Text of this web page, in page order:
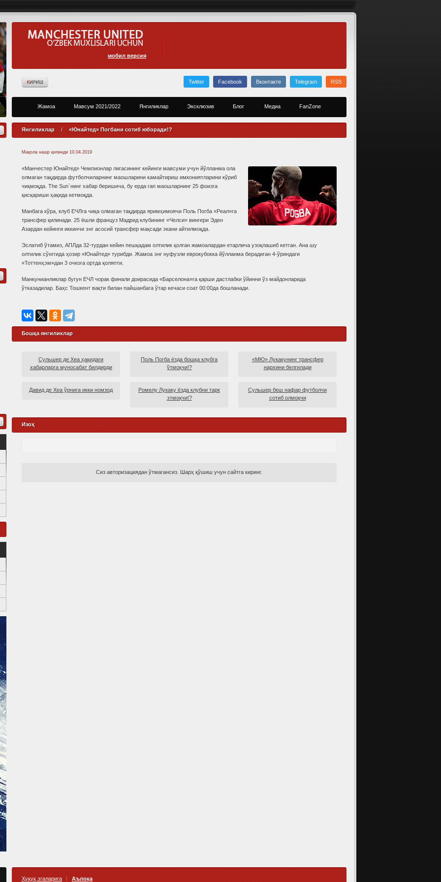
мобил версия
Twitter Facebook Вконтакте Telegram RSS
Жамоа Мавсум 2021/2022 Янгиликлар Эксклюзив Блог Медиа FanZone
Янгиликлар / «Юнайтед» Погбани сотиб юборади!?
Мақола нашр қилинди 10.04.2019
«Манчестер Юнайтед» Чемпионлар лигасининг кейинги мавсуми учун йўлланма ола
олмаган тақдирда футболчиларнинг маошларини камайтириш имкониятларини кўриб
чиқмоқда. The Sun`нинг хабар беришича, бу ерда гап маошларнинг 25 фоизга
қисқариши ҳақида кетмоқда.
Манбага кўра, клуб ЕЧЛга чиқа олмаган тақдирда яримҳимоячи Поль Погба «Реал»га
трансфер қилинади. 25 ёшли француз Мадрид клубининг «Челси» вингери Эден
Азардан кейинги иккинчи энг асосий трансфер мақсади экани айтилмоқда.
Эслатиб ўтамиз, АПЛда 32-турдан кейин пешқадам олтилик қолган жамоалардан етарлича узоқлашиб кетган. Ана шу
олтилик сўнггида ҳозир «Юнайтед» турибди. Жамоа энг нуфузли еврокубокка йўлланма берадиган 4-ўриндаги
«Тоттенҳэм»дан 3 очкога ортда қоляпти.
Манкунианликлар бугун ЕЧЛ чорак финали доирасида «Барселона»га қарши дастлабки ўйинни ўз майдонларида
ўтказадилар. Баҳс Тошкент вақти билан пайшанбага ўтар кечаси соат 00:00да бошланади.
Бошқа янгиликлар
Сульшер де Хеа ҳақидаги
хабарларга муносабат билдирди
Поль Погба ёзда бошқа клубга
ўтмоқчи!?
«МЮ» Лукакунинг трансфер
нархини белгилади
Давид де Хеа ўрнига икки номзод
Ромелу Лукаку ёзда клубни тарк
этмоқчи!?
Сульшер беш нафар футболчи
сотиб олмоқчи
Изоҳ
Сиз авторизациядан ўтмагансиз. Шарҳ қўшиш учун сайтга киринг.
Ҳуқуқ эгаларига Аълоқа